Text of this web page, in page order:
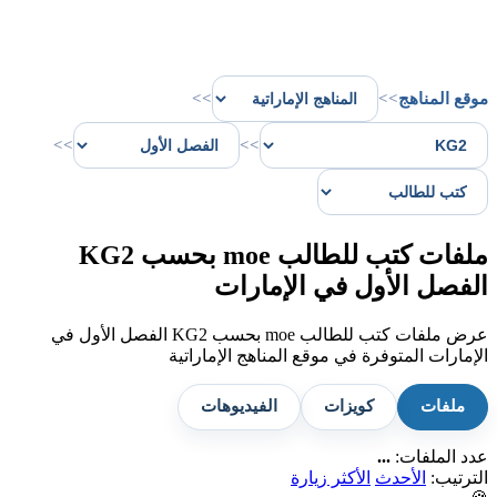
موقع المناهج>>
>>
>>
>>
ملفات كتب للطالب moe بحسب KG2
الفصل الأول في الإمارات
عرض ملفات كتب للطالب moe بحسب KG2 الفصل الأول في
الإمارات المتوفرة في موقع المناهج الإماراتية
ملفات كويزات الفيديوهات
عدد الملفات: ...
الترتيب:
الأحدث
الأكثر زيارة